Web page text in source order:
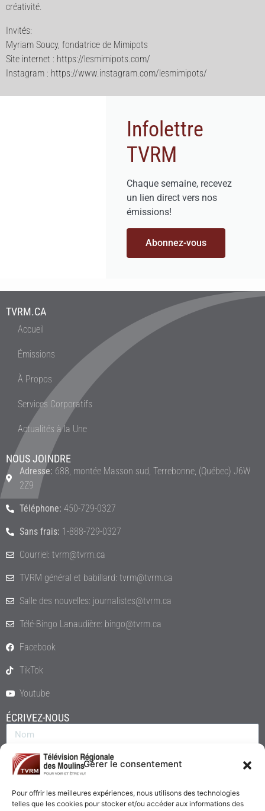
Gérer le consentement
Pour offrir les meilleures expériences, nous utilisons des technologies
telles que les cookies pour stocker et/ou accéder aux informations des
créativité.
Invités:
Myriam Soucy, fondatrice de Mimipots
Site internet : https://lesmimipots.com/
Instagram : https://www.instagram.com/lesmimipots/
Infolettre
TVRM
Chaque semaine, recevez
un lien direct vers nos
émissions!
Abonnez-vous
TVRM.CA
Accueil
Émissions
À Propos
Services Corporatifs
Actualités à la Une
NOUS JOINDRE
Adresse: 688, montée Masson sud, Terrebonne, (Québec) J6W
2Z9
Téléphone: 450-729-0327
Sans frais: 1-888-729-0327
Courriel: tvrm@tvrm.ca
TVRM général et babillard: tvrm@tvrm.ca
Salle des nouvelles: journalistes@tvrm.ca
Télé-Bingo Lanaudière: bingo@tvrm.ca
Facebook
TikTok
Youtube
ÉCRIVEZ-NOUS